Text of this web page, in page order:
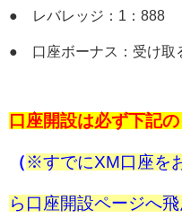
● レバレッジ：1：888
● 口座ボーナス：受け取
口座開設は必ず下記
（ ※すでにXM口座を
ら口座開設ページへ